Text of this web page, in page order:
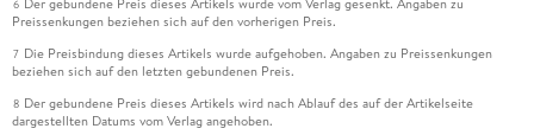
6 Der gebundene Preis dieses Artikels wurde vom Verlag gesenkt. Angaben zu
Preissenkungen beziehen sich auf den vorherigen Preis.
7 Die Preisbindung dieses Artikels wurde aufgehoben. Angaben zu Preissenkungen
beziehen sich auf den letzten gebundenen Preis.
8 Der gebundene Preis dieses Artikels wird nach Ablauf des auf der Artikelseite
dargestellten Datums vom Verlag angehoben.